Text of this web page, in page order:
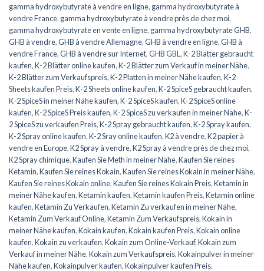
gamma hydroxybutyrate à vendre en ligne, gamma hydroxybutyrate à
vendre France, gamma hydroxybutyrate à vendre près de chez moi,
gamma hydroxybutyrate en vente en ligne, gamma hydroxybutyrate GHB,
GHB à vendre,GHB à vendre Allemagne,GHB à vendre en ligne,GHB à
vendre France,GHB à vendre sur Internet,GHB GBL ,K-2 Blätter gebraucht
kaufen,K-2 Blätter online kaufen,K-2 Blätter zum Verkauf in meiner Nähe,
K-2 Blätter zum Verkaufspreis,K-2 Platten in meiner Nähe kaufen,K-2
Sheets kaufen Preis,K-2 Sheets online kaufen,K-2 SpiceS gebraucht kaufen,
K-2 SpiceS in meiner Nähe kaufen,K-2 SpiceS kaufen,K-2 SpiceS online
kaufen,K-2 SpiceS Preis kaufen,K-2 SpiceS zu verkaufen in meiner Nähe,K-
2 SpiceS zu verkaufen Preis,K-2 Spray gebraucht kaufen,K-2 Spray kaufen,
K-2 Spray online kaufen,K-2 Sray online kaufen,K2 à vendre,K2 papier à
vendre en Europe,K2 Spray à vendre,K2 Spray à vendre près de chez moi,
K2 Spray chimique,Kaufen Sie Meth in meiner Nähe,Kaufen Sie reines
Ketamin,Kaufen Sie reines Kokain,Kaufen Sie reines Kokain in meiner Nähe,
Kaufen Sie reines Kokain online,Kaufen Sie reines Kokain Preis,Ketamin in
meiner Nähe kaufen,Ketamin kaufen,Ketamin kaufen Preis,Ketamin online
kaufen,Ketamin Zu Verkaufen,Ketamin Zu verkaufen in meiner Nähe,
Ketamin Zum Verkauf Online,Ketamin Zum Verkaufspreis,Kokain in
meiner Nähe kaufen,Kokain kaufen,Kokain kaufen Preis,Kokain online
kaufen,Kokain zu verkaufen,Kokain zum Online-Verkauf,Kokain zum
Verkauf in meiner Nähe,Kokain zum Verkaufspreis,Kokainpulver in meiner
Nähe kaufen,Kokainpulver kaufen,Kokainpulver kaufen Preis,